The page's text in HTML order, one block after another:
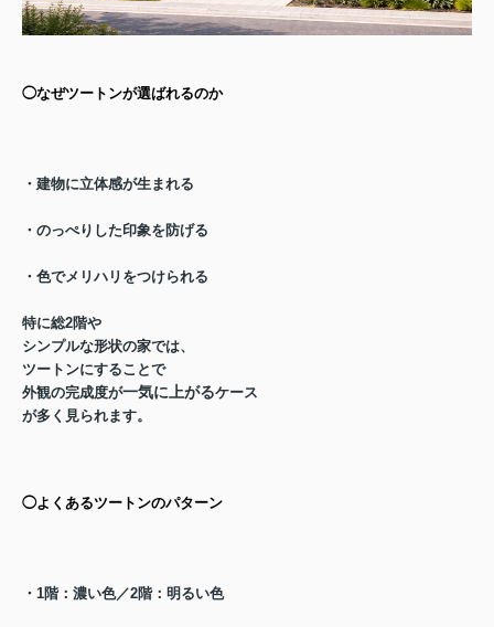
◯なぜツートンが選ばれるのか
・建物に立体感が生まれる
・のっぺりした印象を防げる
・色でメリハリをつけられる
特に総2階や
シンプルな形状の家では、
ツートンにすることで
外観の完成度が一気に上がるケース
が多く見られます。
◯よくあるツートンのパターン
・1階：濃い色／2階：明るい色